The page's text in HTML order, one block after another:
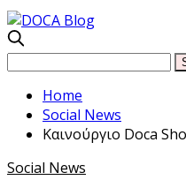
Home
Social News
Καινούργιο Doca
Social News